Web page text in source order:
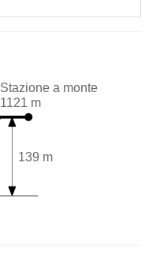
Stazione a monte
1121 m
139 m